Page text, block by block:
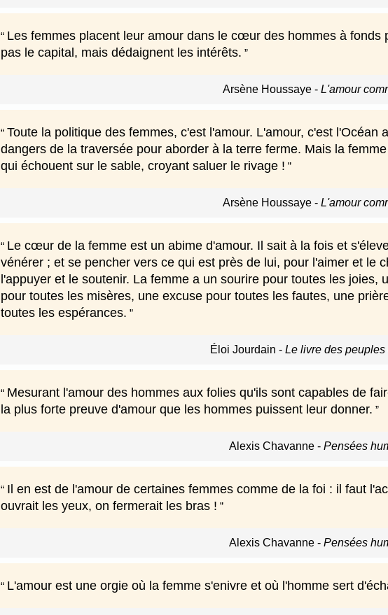
Les femmes placent leur amour dans le cœur des hommes à
pas le capital, mais dédaignent les intérêts.
Arsène Houssaye - L'amour
Toute la politique des femmes, c'est l'amour. L'amour, c'est
dangers de la traversée pour aborder à la terre ferme. Mais la
qui échouent sur le sable, croyant saluer le rivage !
Arsène Houssaye - L'amour
Le cœur de la femme est un abime d'amour. Il sait à la fois et
vénérer ; et se pencher vers ce qui est près de lui, pour l'aimer et le
l'appuyer et le soutenir. La femme a un sourire pour toutes les
pour toutes les misères, une excuse pour toutes les fautes, une
toutes les espérances.
Éloi Jourdain - Le livre des peuples
Mesurant l'amour des hommes aux folies qu'ils sont capables de
la plus forte preuve d'amour que les hommes puissent leur donner.
Alexis Chavanne - Pensées
Il en est de l'amour de certaines femmes comme de la foi : il faut
ouvrait les yeux, on fermerait les bras !
Alexis Chavanne - Pensées
L'amour est une orgie où la femme s'enivre et où l'homme sert